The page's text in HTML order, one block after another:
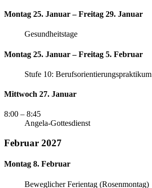
Montag 25. Januar – Freitag 29. Januar
Gesundheitstage
Montag 25. Januar – Freitag 5. Februar
Stufe 10: Berufsorientierungspraktikum
Mittwoch 27. Januar
8:00 – 8:45
Angela-Gottesdienst
Februar 2027
Montag 8. Februar
Beweglicher Ferientag (Rosenmontag)